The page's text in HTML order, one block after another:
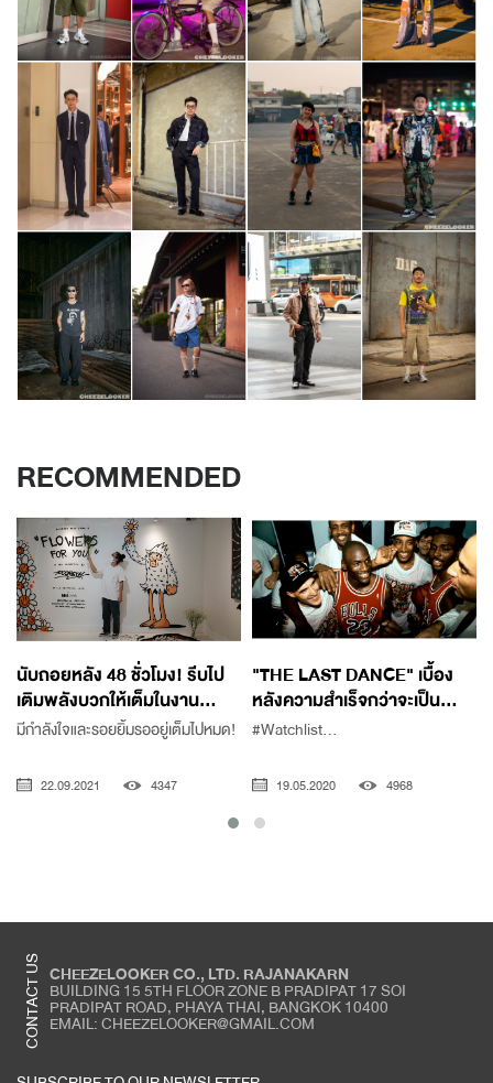
RECOMMENDED
นับถอยหลัง 48 ชั่วโมง! รีบไป
เติมพลังบวกให้เต็มในงาน...
มีกำลังใจและรอยยิ้มรออยู่เต็มไปหมด!
22.09.2021 4347
"THE LAST DANCE" เบื้อง
หลังความสำเร็จกว่าจะเป็น...
#Watchlist...
19.05.2020 4968
CONTACT US CHEEZELOOKER CO., LTD. RAJANAKARN
BUILDING 15 5TH FLOOR ZONE B PRADIPAT 17 SOI
PRADIPAT ROAD, PHAYA THAI, BANGKOK 10400
EMAIL: CHEEZELOOKER@GMAIL.COM